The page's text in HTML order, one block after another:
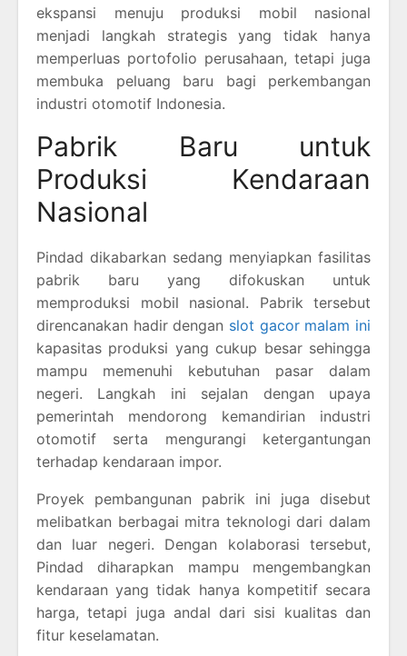
ekspansi menuju produksi mobil nasional
menjadi langkah strategis yang tidak hanya
memperluas portofolio perusahaan, tetapi juga
membuka peluang baru bagi perkembangan
industri otomotif Indonesia.
Pabrik Baru untuk
Produksi Kendaraan
Nasional
Pindad dikabarkan sedang menyiapkan fasilitas
pabrik baru yang difokuskan untuk
memproduksi mobil nasional. Pabrik tersebut
direncanakan hadir dengan slot gacor malam ini
kapasitas produksi yang cukup besar sehingga
mampu memenuhi kebutuhan pasar dalam
negeri. Langkah ini sejalan dengan upaya
pemerintah mendorong kemandirian industri
otomotif serta mengurangi ketergantungan
terhadap kendaraan impor.
Proyek pembangunan pabrik ini juga disebut
melibatkan berbagai mitra teknologi dari dalam
dan luar negeri. Dengan kolaborasi tersebut,
Pindad diharapkan mampu mengembangkan
kendaraan yang tidak hanya kompetitif secara
harga, tetapi juga andal dari sisi kualitas dan
fitur keselamatan.